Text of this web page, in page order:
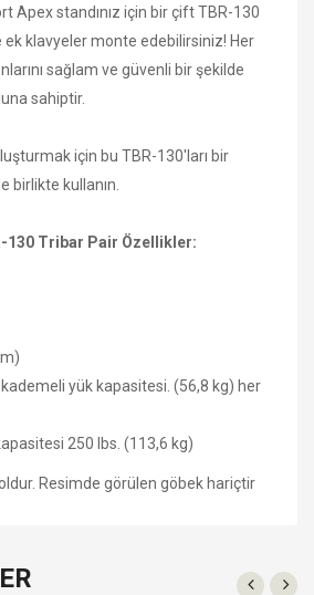
Apex standınız için bir çift TBR-130
ek klavyeler monte edebilirsiniz! Her
sağlam ve güvenli bir şekilde
sahiptir.
için bu TBR-130'ları bir
birlikte kullanın.
130 Tribar Pair Özellikler:
yük kapasitesi. (56,8 kg) her
250 lbs. (113,6 kg)
Resimde görülen göbek hariçtir